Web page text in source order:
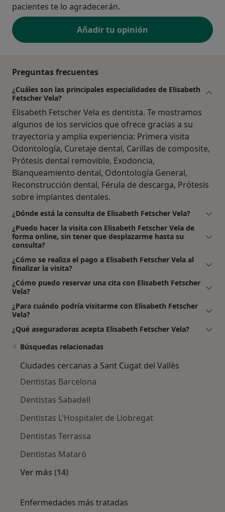
pacientes te lo agradecerán.
Añadir tu opinión
Preguntas frecuentes
¿Cuáles son las principales especialidades de Elisabeth
Fetscher Vela?
Elisabeth Fetscher Vela es dentista. Te mostramos
algunos de los servicios que ofrece gracias a su
trayectoria y amplia experiencia: Primera visita
Odontología, Curetaje dental, Carillas de composite,
Prótesis dental removible, Exodoncia,
Blanqueamiento dental, Odontología General,
Reconstrucción dental, Férula de descarga, Prótesis
sobre implantes dentales.
¿Dónde está la consulta de Elisabeth Fetscher Vela?
¿Puedo hacer la visita con Elisabeth Fetscher Vela de
forma online, sin tener que desplazarme hasta su
consulta?
¿Cómo se realiza el pago a Elisabeth Fetscher Vela al
finalizar la visita?
¿Cómo puedo reservar una cita con Elisabeth Fetscher
Vela?
¿Para cuándo podría visitarme con Elisabeth Fetscher
Vela?
¿Qué aseguradoras acepta Elisabeth Fetscher Vela?
Búsquedas relacionadas
Ciudades cercanas a Sant Cugat del Vallès
Dentistas Barcelona
Dentistas Sabadell
Dentistas L'Hospitalet de Llobregat
Dentistas Terrassa
Dentistas Mataró
Ver más (14)
Enfermedades más tratadas